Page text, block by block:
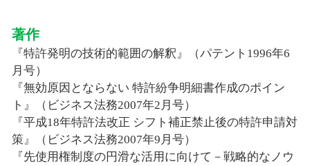
著作
『特許発明の技術的範囲の解釈』（パテント1996年6
月号）
『無効原因とならない 特許紛争明細書作成のポイン
ト』（ビジネス法務2007年2月号）
『平成18年特許法改正 シフト補正禁止後の特許申請対
策』（ビジネス法務2007年9月号）
『先使用権制度の円滑な活用に向けて－戦略的なノウ